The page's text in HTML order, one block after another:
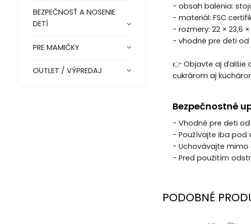
BEZPEČNOSŤ A NOSENIE
DETÍ
PRE MAMIČKY
OUTLET / VÝPREDAJ
- obsah balenia:
- materiál: FSC
- rozmery: 22 × 23,6
- vhodné pre deti od
👉 Objavte aj ďalšie
cukrárom aj
Bezpečnostné
- Vhodné pre deti od
- Používajte iba
- Uchovávajte mimo
- Pred použitím
PODOBNÉ